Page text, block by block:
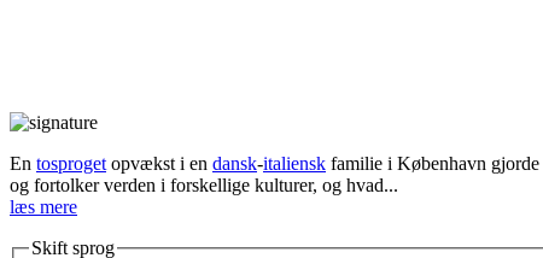
En tosproget opvækst i en dansk-italiensk familie i København
og fortolker verden i forskellige kulturer, og hvad...
læs mere
Skift sprog